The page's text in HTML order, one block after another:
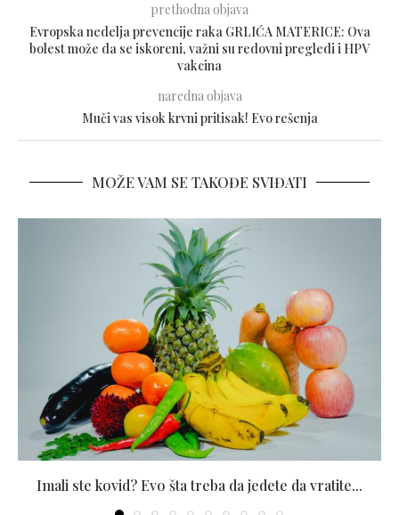
prethodna objava
Evropska nedelja prevencije raka GRLIĆA MATERICE: Ova
bolest može da se iskoreni, važni su redovni pregledi i HPV
vakcina
naredna objava
Muči vas visok krvni pritisak! Evo rešenja
MOŽE VAM SE TAKOĐE SVIĐATI
Imali ste kovid? Evo šta treba da jedete da vratite...